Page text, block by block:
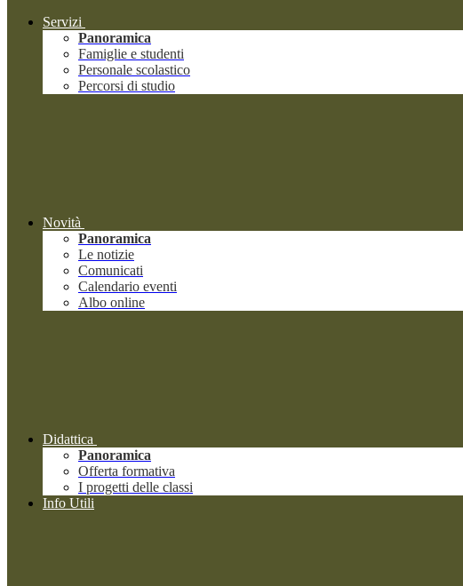
Servizi
Panoramica
Famiglie e studenti
Personale scolastico
Percorsi di studio
Novità
Panoramica
Le notizie
Comunicati
Calendario eventi
Albo online
Didattica
Panoramica
Offerta formativa
I progetti delle classi
Info Utili